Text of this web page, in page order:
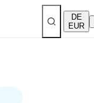
DE
EUR